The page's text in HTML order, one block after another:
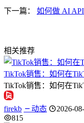
下一篇： 如何做 AI
相关推荐
TikTok销售：如何在
TikTok销售：如何在
firekb 动态
2026-
815